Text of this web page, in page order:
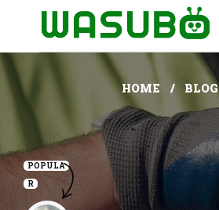
HOME BLOG
POPULA
R